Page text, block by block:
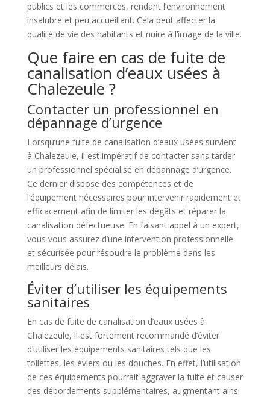
publics et les commerces, rendant l’environnement
insalubre et peu accueillant. Cela peut affecter la
qualité de vie des habitants et nuire à l’image de la ville.
Que faire en cas de fuite de
canalisation d’eaux usées à
Chalezeule ?
Contacter un professionnel en
dépannage d’urgence
Lorsqu’une fuite de canalisation d’eaux usées survient
à Chalezeule, il est impératif de contacter sans tarder
un professionnel spécialisé en dépannage d’urgence.
Ce dernier dispose des compétences et de
l’équipement nécessaires pour intervenir rapidement et
efficacement afin de limiter les dégâts et réparer la
canalisation défectueuse. En faisant appel à un expert,
vous vous assurez d’une intervention professionnelle
et sécurisée pour résoudre le problème dans les
meilleurs délais.
Éviter d’utiliser les équipements
sanitaires
En cas de fuite de canalisation d’eaux usées à
Chalezeule, il est fortement recommandé d’éviter
d’utiliser les équipements sanitaires tels que les
toilettes, les éviers ou les douches. En effet, l’utilisation
de ces équipements pourrait aggraver la fuite et causer
des débordements supplémentaires, augmentant ainsi